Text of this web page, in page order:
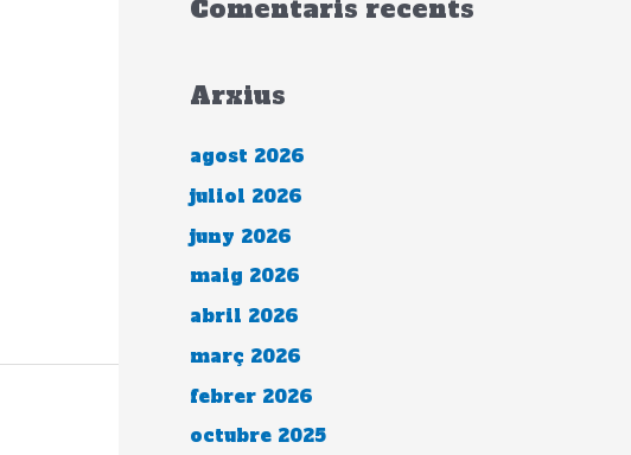
Comentaris recents
Arxius
agost 2026
juliol 2026
juny 2026
maig 2026
abril 2026
març 2026
febrer 2026
octubre 2025